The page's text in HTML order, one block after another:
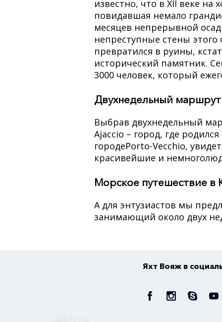
известно, что в XII веке на
повидавшая немало
месяцев непрерывной
непреступные стены
превратился в руины,
исторический памятник.
3000 человек, который
Двухнедельный
Выбрав двухнедельный
Ajaccio – город, где
городеPorto-Vecchio,
красивейшие и
Морское путешествие в
А для энтузиастов мы
занимающий около двух
Яхт Вояж в